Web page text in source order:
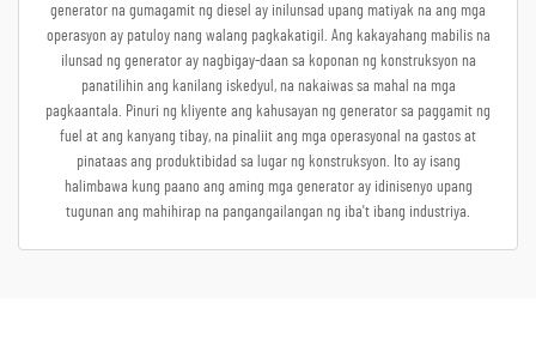
generator na gumagamit ng diesel ay inilunsad upang matiyak na ang mga
operasyon ay patuloy nang walang pagkakatigil. Ang kakayahang mabilis na
ilunsad ng generator ay nagbigay-daan sa koponan ng konstruksyon na
panatilihin ang kanilang iskedyul, na nakaiwas sa mahal na mga
pagkaantala. Pinuri ng kliyente ang kahusayan ng generator sa paggamit ng
fuel at ang kanyang tibay, na pinaliit ang mga operasyonal na gastos at
pinataas ang produktibidad sa lugar ng konstruksyon. Ito ay isang
halimbawa kung paano ang aming mga generator ay idinisenyo upang
tugunan ang mahihirap na pangangailangan ng iba't ibang industriya.